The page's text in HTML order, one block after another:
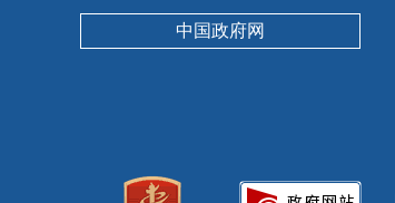
中国政府网